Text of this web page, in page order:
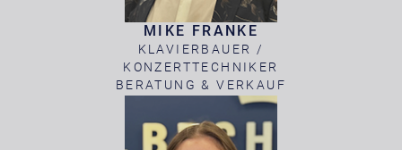
MIKE FRANKE
KLAVIERBAUER /
KONZERTTECHNIKER
BERATUNG & VERKAUF